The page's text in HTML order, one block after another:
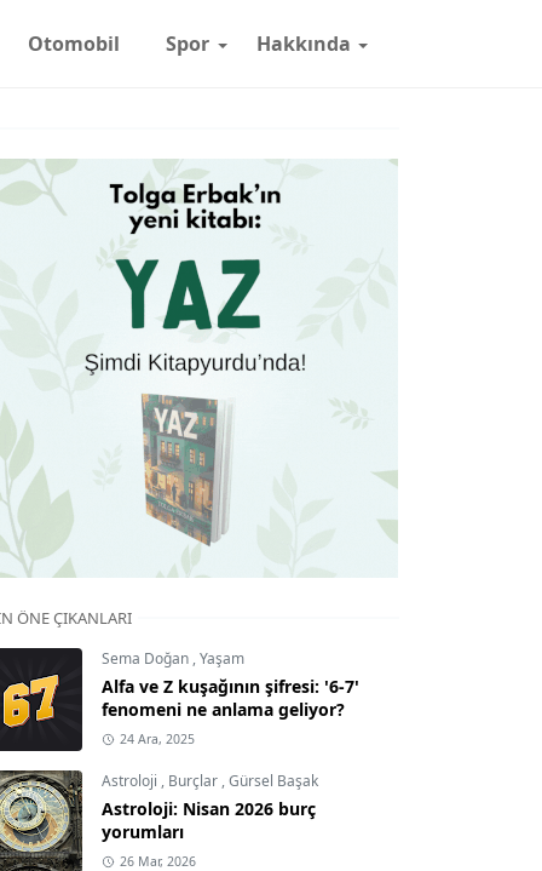
Otomobil Spor Hakkında
ÖNE ÇIKANLARI
Sema Doğan ,Yaşam
Alfa ve Z kuşağının şifresi: '6-7'
fenomeni ne anlama geliyor?
24 Ara, 2025
Astroloji , Burçlar ,Gürsel Başak
Astroloji: Nisan 2026 burç
yorumları
26 Mar, 2026